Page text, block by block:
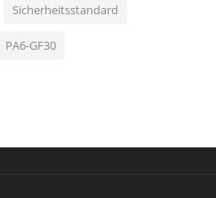
Sicherheitsstandard
PA6-GF30